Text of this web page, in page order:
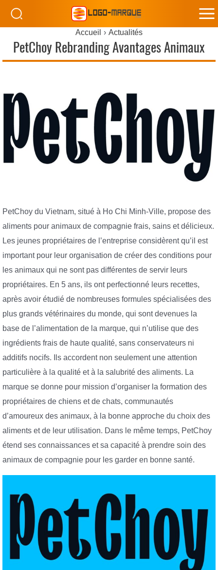
Accueil Actualités
PetChoy Rebranding Avantages Animaux
PetChoy du Vietnam, situé à Ho Chi Minh-Ville, propose des
aliments pour animaux de compagnie frais, sains et délicieux.
Les jeunes propriétaires de l’entreprise considèrent qu’il est
important pour leur organisation de créer des conditions pour
les animaux qui ne sont pas différentes de servir leurs
propriétaires. En 5 ans, ils ont perfectionné leurs recettes,
après avoir étudié de nombreuses formules spécialisées des
plus grands vétérinaires du monde, qui sont devenues la
base de l’alimentation de la marque, qui n’utilise que des
ingrédients frais de haute qualité, sans conservateurs ni
additifs nocifs. Ils accordent non seulement une attention
particulière à la qualité et à la salubrité des aliments. La
marque se donne pour mission d’organiser la formation des
propriétaires de chiens et de chats, communautés
d’amoureux des animaux, à la bonne approche du choix des
aliments et de leur utilisation. Dans le même temps, PetChoy
étend ses connaissances et sa capacité à prendre soin des
animaux de compagnie pour les garder en bonne santé.